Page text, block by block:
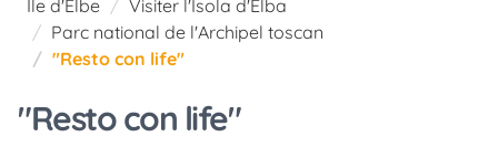
Île d'Elbe
Visiter l'Isola d'Elba
Parc national de l'Archipel toscan
"Resto con life"
"Resto con life"